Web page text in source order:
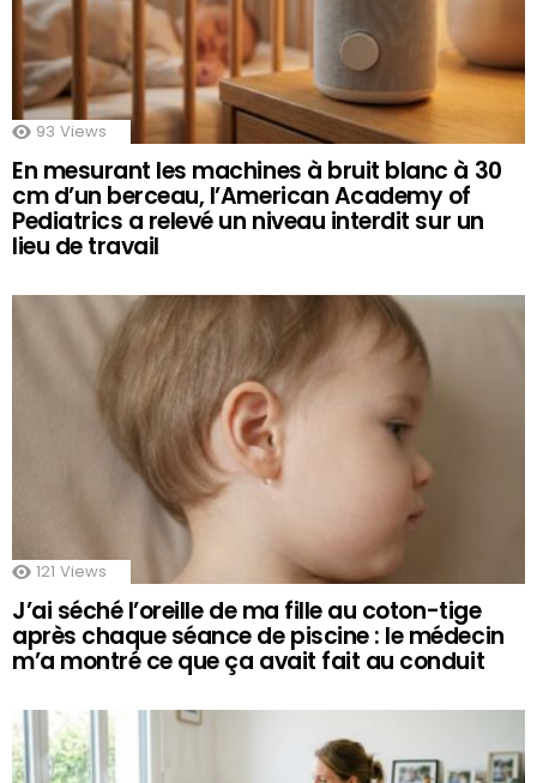
93 Views
En mesurant les machines à bruit blanc à 30
cm d’un berceau, l’American Academy of
Pediatrics a relevé un niveau interdit sur un
lieu de travail
121 Views
J’ai séché l’oreille de ma fille au coton-tige
après chaque séance de piscine : le médecin
m’a montré ce que ça avait fait au conduit